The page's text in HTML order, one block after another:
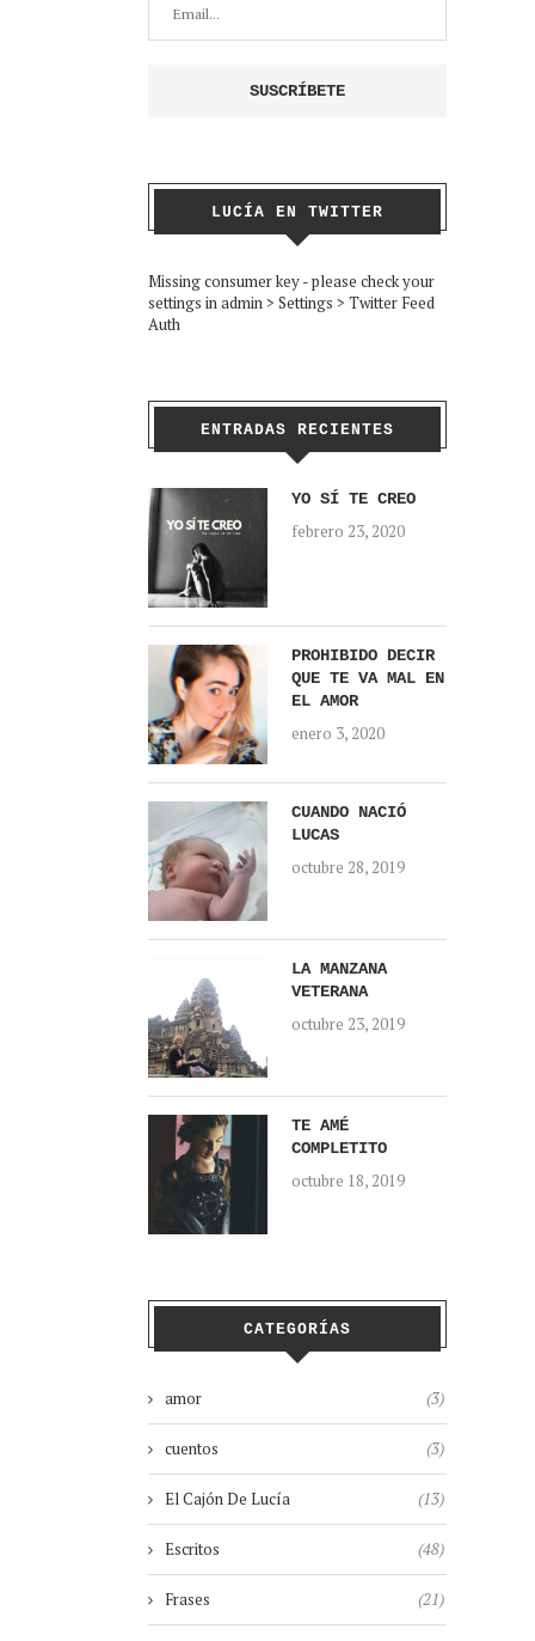
LUCÍA EN TWITTER
Missing consumer key - please check your
settings in admin > Settings > Twitter Feed
Auth
ENTRADAS RECIENTES
YO SÍ TE CREO
febrero 23, 2020
PROHIBIDO DECIR
QUE TE VA MAL EN
EL AMOR
enero 3, 2020
CUANDO NACIÓ
LUCAS
octubre 28, 2019
LA MANZANA
VETERANA
octubre 23, 2019
TE AMÉ
COMPLETITO
octubre 18, 2019
CATEGORÍAS
amor (3)
cuentos (3)
El Cajón De Lucía (13)
Escritos (48)
Frases (21)